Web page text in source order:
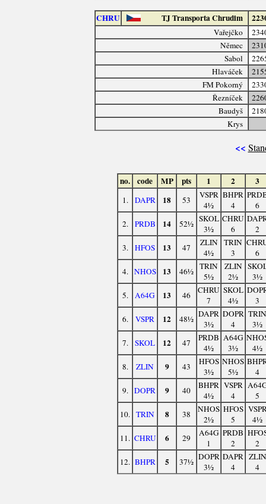
CHRU TJ Transporta Chrudim
Vařejčko
Němec
Sabol
Hlaváček
FM Pokorný
Řezníček
Baudyš
Krys
<<
no. code MP pts 1 2 3
1. DAPR 18 53
VSPR
4½
BHPR
4
6
2.
PRDB 14 52½ SKOL
3½
CHRU
6
2
3.
HFOS 13 47
ZLIN
4½
TRIN
3
6
4. NHOS 13 46½ TRIN
5½
ZLIN
2½
3½
5.
A64G 13 46
CHRU
7
SKOL
4½
3
6.
VSPR 12 48½ DAPR
3½
DOPR
4
TRIN
3½
7.
SKOL 12 47
PRDB
4½
A64G
3½
4½
8.
ZLIN 9 43
HFOS
3½
NHOS
5½
4
9. DOPR 9 40
BHPR
4½
VSPR
4
5
10. TRIN 8 38
NHOS
2½
HFOS
5
4½
11. CHRU 6 29
A64G
1
PRDB
2
2
12. BHPR 5 37½ DOPR
3½
DAPR
4
ZLIN
4